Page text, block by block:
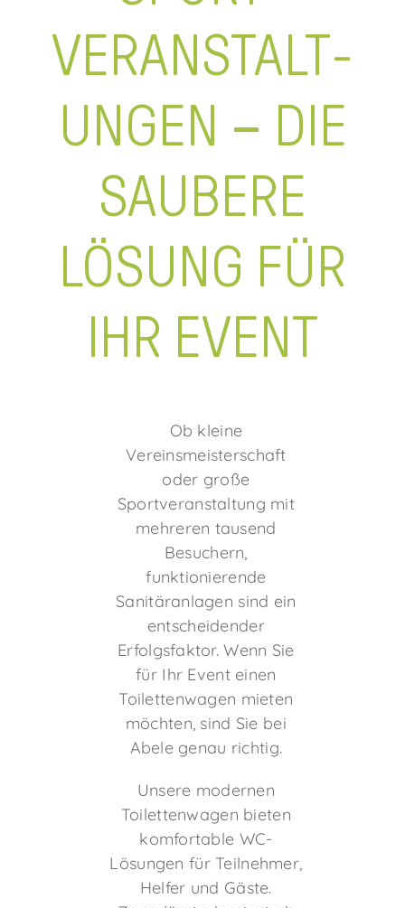
VERANSTALT­
UNGEN – DIE
SAUBERE
LÖSUNG FÜR
IHR EVENT
Ob kleine
Vereinsmeisterschaft
oder große
Sportveranstaltung mit
mehreren tausend
Besuchern,
funktionierende
Sanitäranlagen sind ein
entscheidender
Erfolgsfaktor. Wenn Sie
für Ihr Event einen
Toilettenwagen mieten
möchten, sind Sie bei
Abele genau richtig.
Unsere modernen
Toilettenwagen bieten
komfortable WC-
Lösungen für Teilnehmer,
Helfer und Gäste.